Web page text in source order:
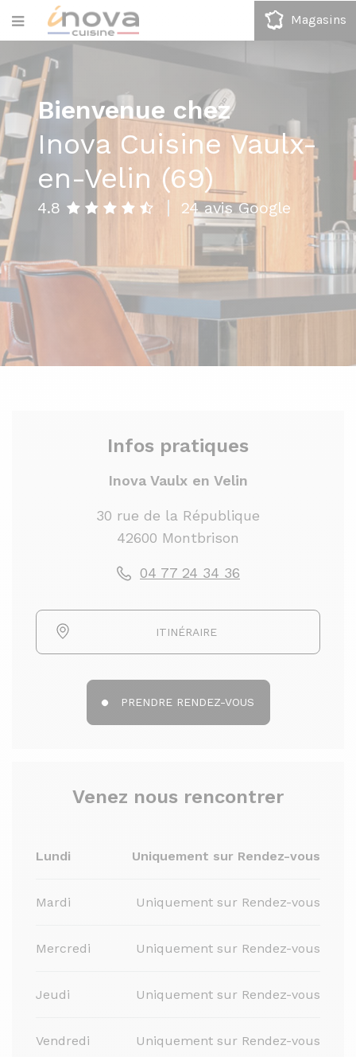
Magasins
Bienvenue chez
Inova Cuisine Vaulx-
en-Velin (69)
4.8 | 24 avis Google
Infos pratiques
Inova Vaulx en Velin
30 rue de la République
42600 Montbrison
04 77 24 34 36
ITINÉRAIRE
PRENDRE RENDEZ-VOUS
Venez nous rencontrer
Lundi Uniquement sur Rendez-vous
Mardi Uniquement sur Rendez-vous
Mercredi Uniquement sur Rendez-vous
Jeudi Uniquement sur Rendez-vous
Vendredi Uniquement sur Rendez-vous